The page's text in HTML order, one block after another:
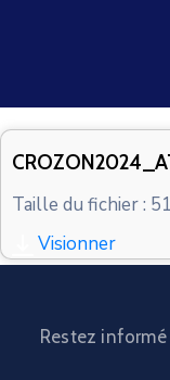
Taille du fichier :
Visionner
Restez